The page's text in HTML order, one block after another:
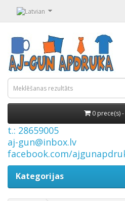
0 prece(s)
t.: 28659005
aj-gun@inbox.lv
facebook.com/
Kategorijas